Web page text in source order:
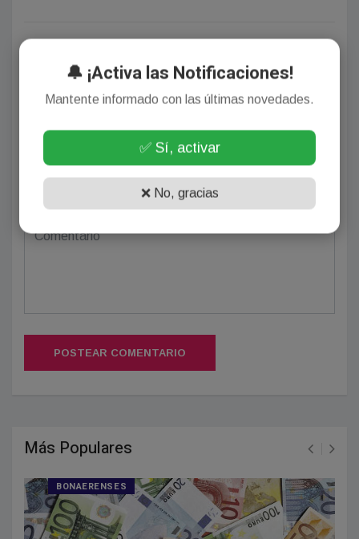
Deja tu comentario
(Su email no será publicado)
POSTEAR COMENTARIO
Más Populares
BONAERENSES
🔔 ¡Activa las Notificaciones!
Mantente informado con las últimas novedades.
✅ Sí, activar
❌ No, gracias